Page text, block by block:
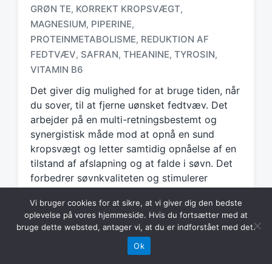
a
g
g
e
w
i
t
h
GRØN TE, KORREKT KROPSVÆGT,
MAGNESIUM, PIPERINE,
PROTEINMETABOLISME, REDUKTION AF
FEDTVÆV, SAFRAN, THEANINE, TYROSIN,
VITAMIN B6
Det giver dig mulighed for at bruge tiden, når
du sover, til at fjerne uønsket fedtvæv. Det
arbejder på en multi-retningsbestemt og
synergistisk måde mod at opnå en sund
kropsvægt og letter samtidig opnåelse af en
tilstand af afslapning og at falde i søvn. Det
forbedrer søvnkvaliteten og stimulerer
indeholder kun effektive og testede
ingredienser: Madagaskar aframone frø
ekstrakt, ashwagandha ekstrakt, grøn te blad
ekstrakt, safran ekstrakt, citronmelisse urte
Vi bruger cookies for at sikre, at vi giver dig den bedste
oplevelse på vores hjemmeside. Hvis du fortsætter med at
bruge dette websted, antager vi, at du er indforstået med det.
Ok